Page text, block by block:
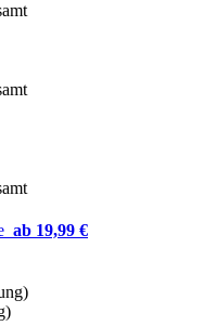
ab 19,99 €